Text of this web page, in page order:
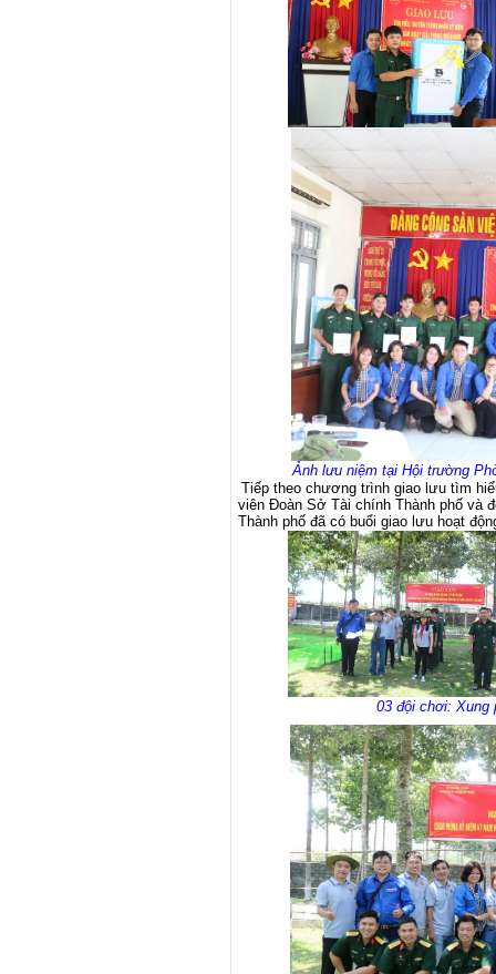
Ảnh lưu niệm tại Hội trường
Tiếp theo chương trình giao lưu tìm
viên Đoàn Sở Tài chính Thành phố và
Thành phố đã có buổi giao lưu hoạt
03 đội chơi: Xung